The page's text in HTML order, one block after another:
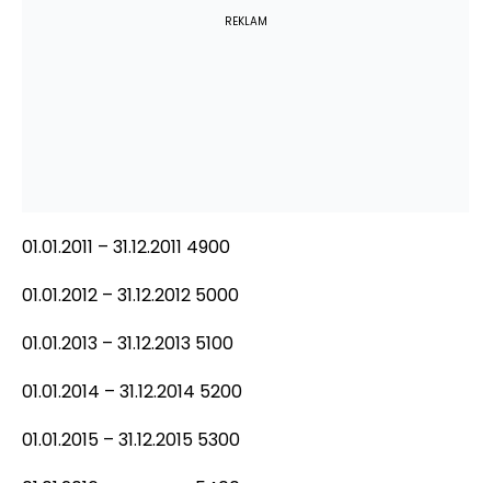
REKLAM
01.01.2011 – 31.12.2011 4900
01.01.2012 – 31.12.2012 5000
01.01.2013 – 31.12.2013 5100
01.01.2014 – 31.12.2014 5200
01.01.2015 – 31.12.2015 5300